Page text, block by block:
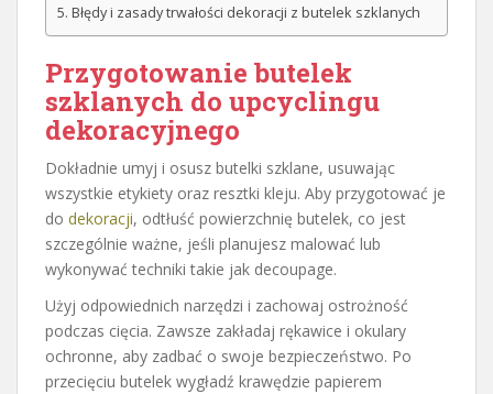
Błędy i zasady trwałości dekoracji z butelek szklanych
Przygotowanie butelek
szklanych do upcyclingu
dekoracyjnego
Dokładnie umyj i osusz butelki szklane, usuwając
wszystkie etykiety oraz resztki kleju. Aby przygotować je
do dekoracji, odtłuść powierzchnię butelek, co jest
szczególnie ważne, jeśli planujesz malować lub
wykonywać techniki takie jak decoupage.
Użyj odpowiednich narzędzi i zachowaj ostrożność
podczas cięcia. Zawsze zakładaj rękawice i okulary
ochronne, aby zadbać o swoje bezpieczeństwo. Po
przecięciu butelek wygładź krawędzie papierem